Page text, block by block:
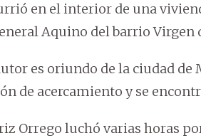
en el interior de una
Aquino del barrio Virgen
es oriundo de la ciudad
de acercamiento y se
Orrego luchó varias horas